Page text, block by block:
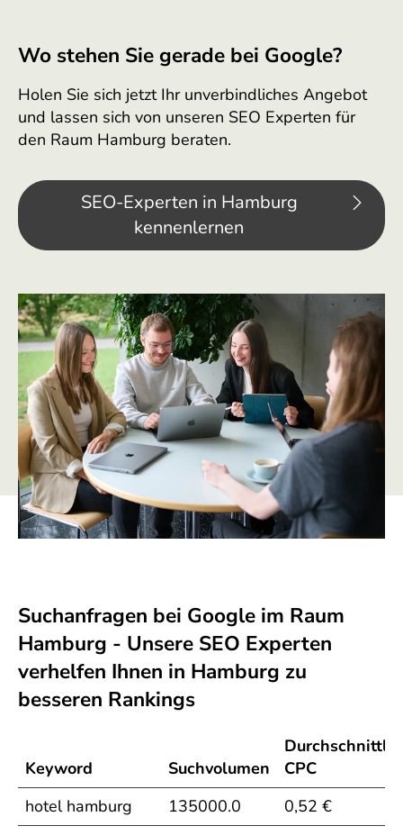
Wo stehen Sie gerade bei Google?
Holen Sie sich jetzt Ihr unverbindliches Angebot
und lassen sich von unseren SEO Experten für
den Raum Hamburg beraten.
SEO-Experten in Hamburg
kennenlernen
Suchanfragen bei Google im Raum
Hamburg - Unsere SEO Experten
verhelfen Ihnen in Hamburg zu
besseren Rankings
Keyword Suchvolumen
CPC
hotel hamburg
135000.0
0,52 €